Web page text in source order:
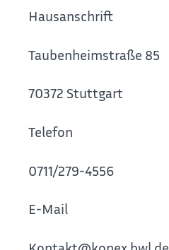
Hausanschrift
Taubenheimstraße 85
70372 Stuttgart
Telefon
0711/279-4556
E-Mail